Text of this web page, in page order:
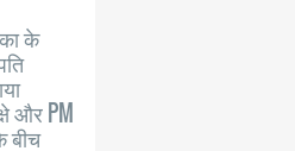
के
और PM
बीच